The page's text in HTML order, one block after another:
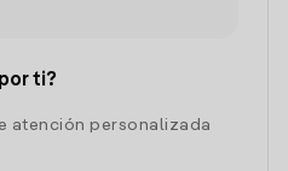
ti?
atención personalizada